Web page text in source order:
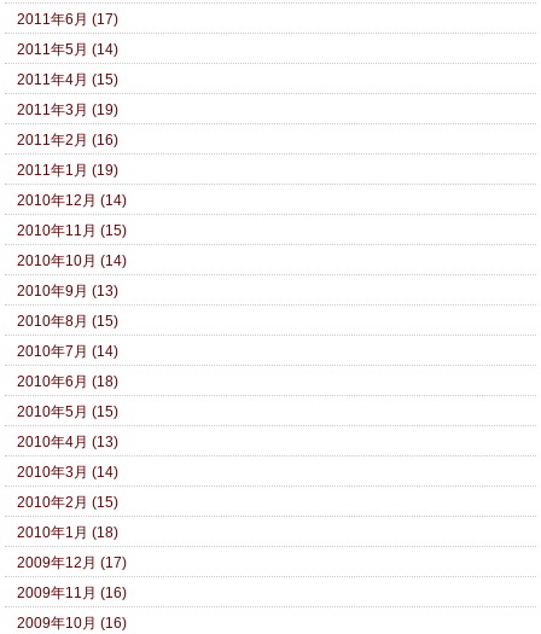
2011年6月 (17)
2011年5月 (14)
2011年4月 (15)
2011年3月 (19)
2011年2月 (16)
2011年1月 (19)
2010年12月 (14)
2010年11月 (15)
2010年10月 (14)
2010年9月 (13)
2010年8月 (15)
2010年7月 (14)
2010年6月 (18)
2010年5月 (15)
2010年4月 (13)
2010年3月 (14)
2010年2月 (15)
2010年1月 (18)
2009年12月 (17)
2009年11月 (16)
2009年10月 (16)